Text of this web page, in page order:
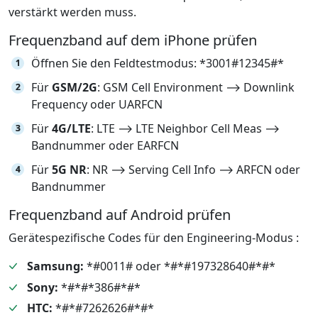
verstärkt werden muss.
Frequenzband auf dem iPhone prüfen
Öffnen Sie den Feldtestmodus: *3001#12345#*
Für GSM/2G: GSM Cell Environment ⟶ Downlink
Frequency oder UARFCN
Für4G/LTE: LTE ⟶ LTE Neighbor Cell Meas ⟶
Bandnummer oder EARFCN
Für5G NR: NR ⟶ Serving Cell Info ⟶ ARFCN oder
Bandnummer
Frequenzband auf Android prüfen
Gerätespezifische Codes für den Engineering-Modus :
Samsung: *#0011# oder *#*#197328640#*#*
Sony: *#*#*386#*#*
HTC: *#*#7262626#*#*